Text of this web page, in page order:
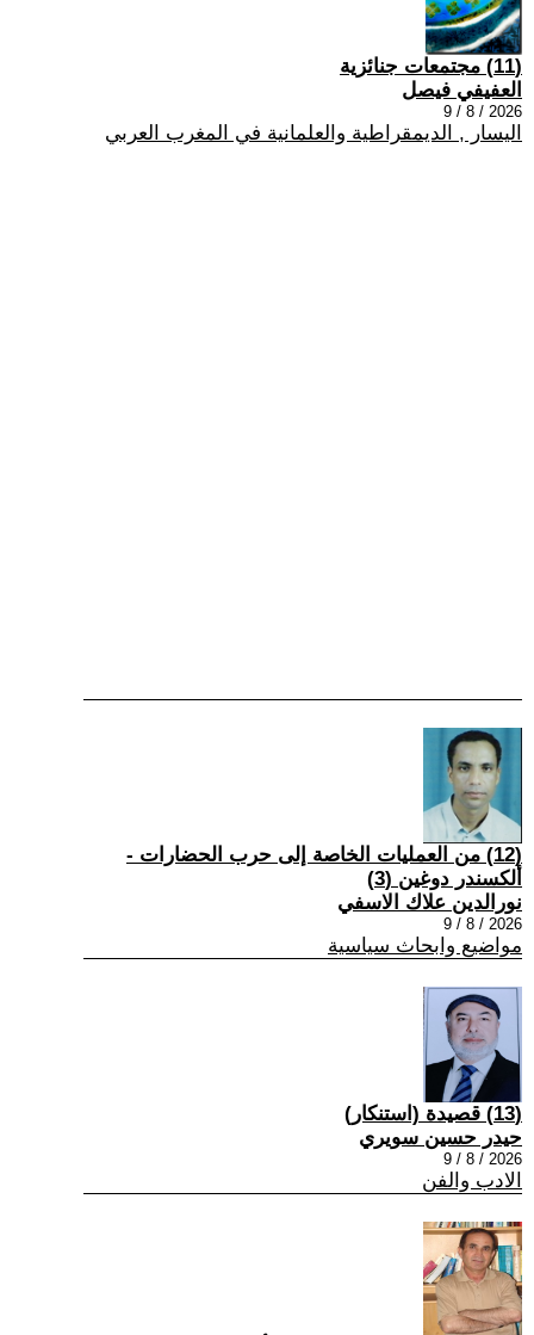
(11) مجتمعات جنائزية
العفيفي فيصل
2026 / 8 / 9
اليسار , الديمقراطية والعلمانية في المغرب العربي
(12) من العمليات الخاصة إلى حرب الحضارات -
ألكسندر دوغين (3)
نورالدين علاك الاسفي
2026 / 8 / 9
مواضيع وابحاث سياسية
(13) قصيدة (استنكار)
حيدر حسين سويري
2026 / 8 / 9
الادب والفن